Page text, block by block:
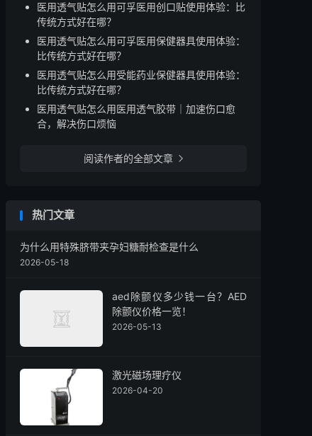
医用透气贴怎么用可孚医用创口贴使用体验：比
传统方式好在哪？
医用透气贴怎么用可孚医用保健器具使用体验：
比传统方式好在哪？
医用透气贴怎么用受能药业保健器具使用体验：
比传统方式好在哪？
医用透气贴怎么用医用透气胶带｜加速伤口愈
合，解决伤口烦恼
阅读作者的全部文章 
热门文章
为什么用特殊脐带夹孕妇糖耐检查是什么
2026-05-18
aed除颤仪多少钱一台？AED
除颤仪价格一览！
2026-05-13
激光磁场理疗仪
2026-04-20